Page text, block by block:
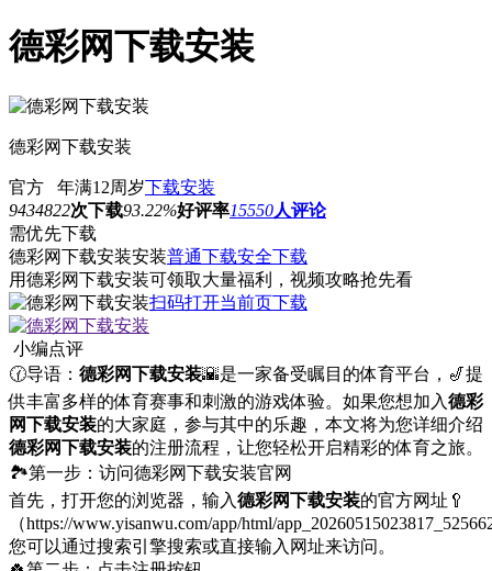
德彩网下载安装
德彩网下载安装
官方 年满12周岁下载安装
9434822次下载93.22%好评率15550人评论
需优先下载
德彩网下载安装安装普通下载安全下载
用德彩网下载安装可领取大量福利，视频攻略抢先看
扫码打开当前页下载
小编点评
🕜导语： 德彩网下载安装🌇是一家备受瞩目的体育平台，🎷提
供丰富多样的体育赛事和刺激的游戏体验。如果您想加入德彩
网下载安装的大家庭，参与其中的乐趣，本文将为您详细介绍
德彩网下载安装的注册流程，让您轻松开启精彩的体育之旅。
🏞第一步：访问德彩网下载安装官网
首先，打开您的浏览器，输入德彩网下载安装的官方网址🥄
（https://www.yisanwu.com/app/html/
您可以通过搜索引擎搜索或直接输入网址来访问。